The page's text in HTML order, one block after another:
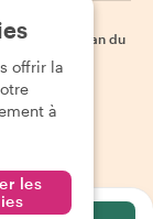
| Cookies
Plan du
offrir la
à
les